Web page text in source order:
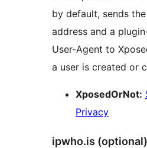
by default, sends the
address and a
User-Agent to
a user is created or
XposedOrNot:
Privacy
ipwho.is (optional)